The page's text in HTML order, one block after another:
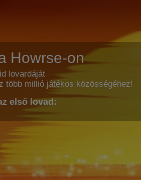
Howrse-on
lovardáját
több millió játékos közösségéhez!
első lovad: